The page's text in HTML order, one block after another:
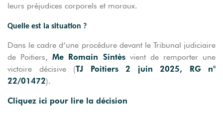
leurs préjudices corporels et moraux.
Quelle est la situation ?
Dans le cadre d’une procédure devant le Tribunal judiciaire
de Poitiers,Me Romain Sintèsvient de remporter une
victoire décisive (TJ Poitiers 2 juin 2025, RG n°
22/01472).
Cliquez ici pour lire la décision